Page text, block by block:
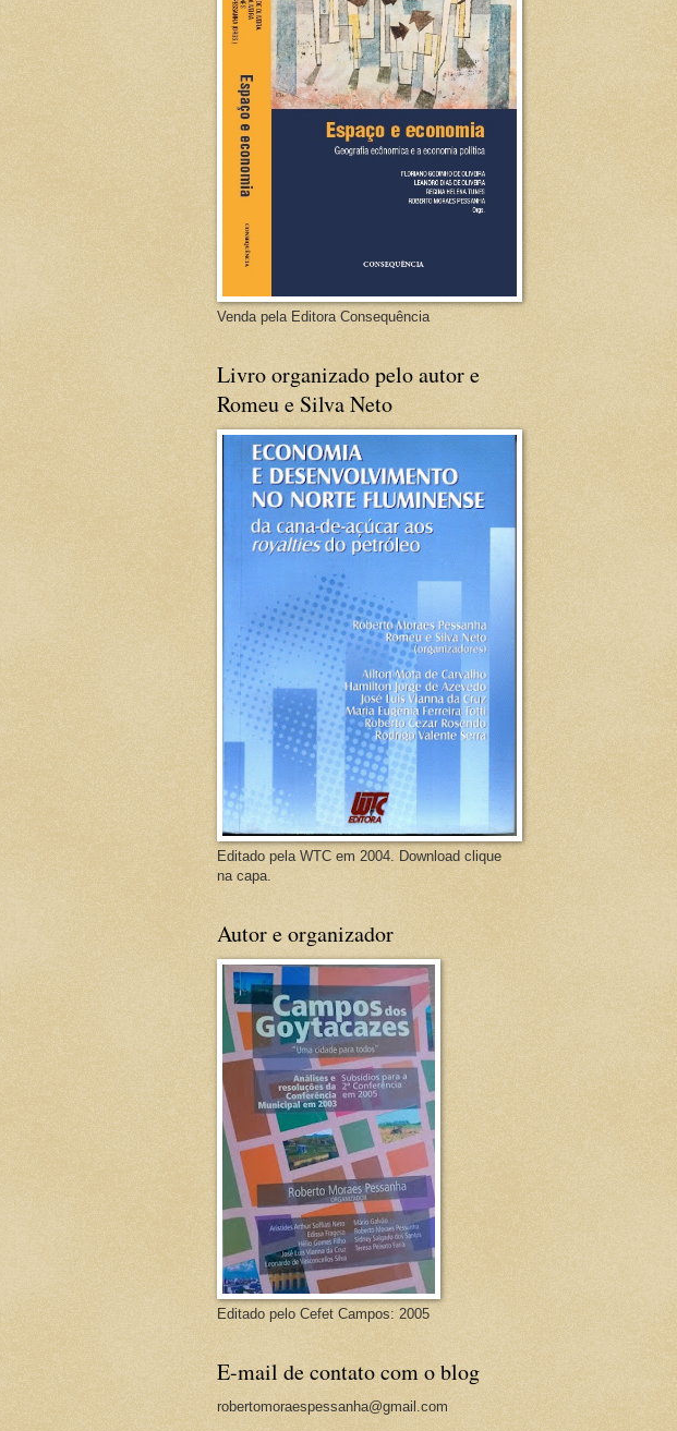
Venda pela Editora Consequência
Livro organizado pelo autor e
Romeu e Silva Neto
Editado pela WTC em 2004. Download clique
na capa.
Autor e organizador
Editado pelo Cefet Campos: 2005
E-mail de contato com o blog
robertomoraespessanha@gmail.com